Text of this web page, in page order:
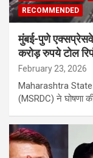
RECOMMENDED
मुंबई-पुणे
करोड़ रुपये टोल
February 23, 2026
Maharashtra
(MSRDC) ने घोषणा